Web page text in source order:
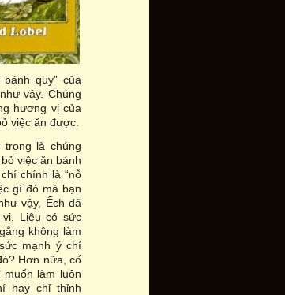
quy” của
vậy. Chúng
hương vị của
việc ăn được.
là chúng
việc ăn bánh
chính là “nỗ
gì đó mà bạn
vậy, Ếch đã
Liệu có sức
không làm
mạnh ý chí
Hơn nữa, cố
làm luôn
hay chỉ thỉnh